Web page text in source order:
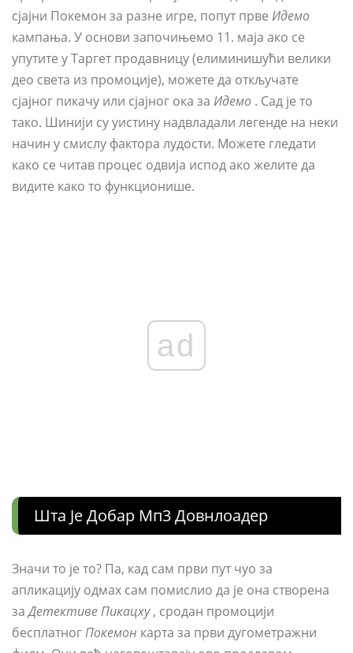
сјајни Покемон за разне игре, попут прве Идемо
кампања. У основи започињемо 11. маја ако се
упутите у Таргет продавницу (елиминишући велики
део света из промоције), можете да откључате
сјајног пикачу или сјајног ока за Идемо . Сад је то
тако. Шинији су уистину надвладали легенде на неки
начин у смислу фактора лудости. Можете гледати
како се читав процес одвија испод ако желите да
видите како то функционише.
ad
Шта Је Добар Мп3 Довнлоадер
Значи то је то? Па, кад сам први пут чуо за
апликацију одмах сам помислио да је она створена
заДетективе Пикацху, сродан промоцији
бесплатногПокемон карта за први дугометражни